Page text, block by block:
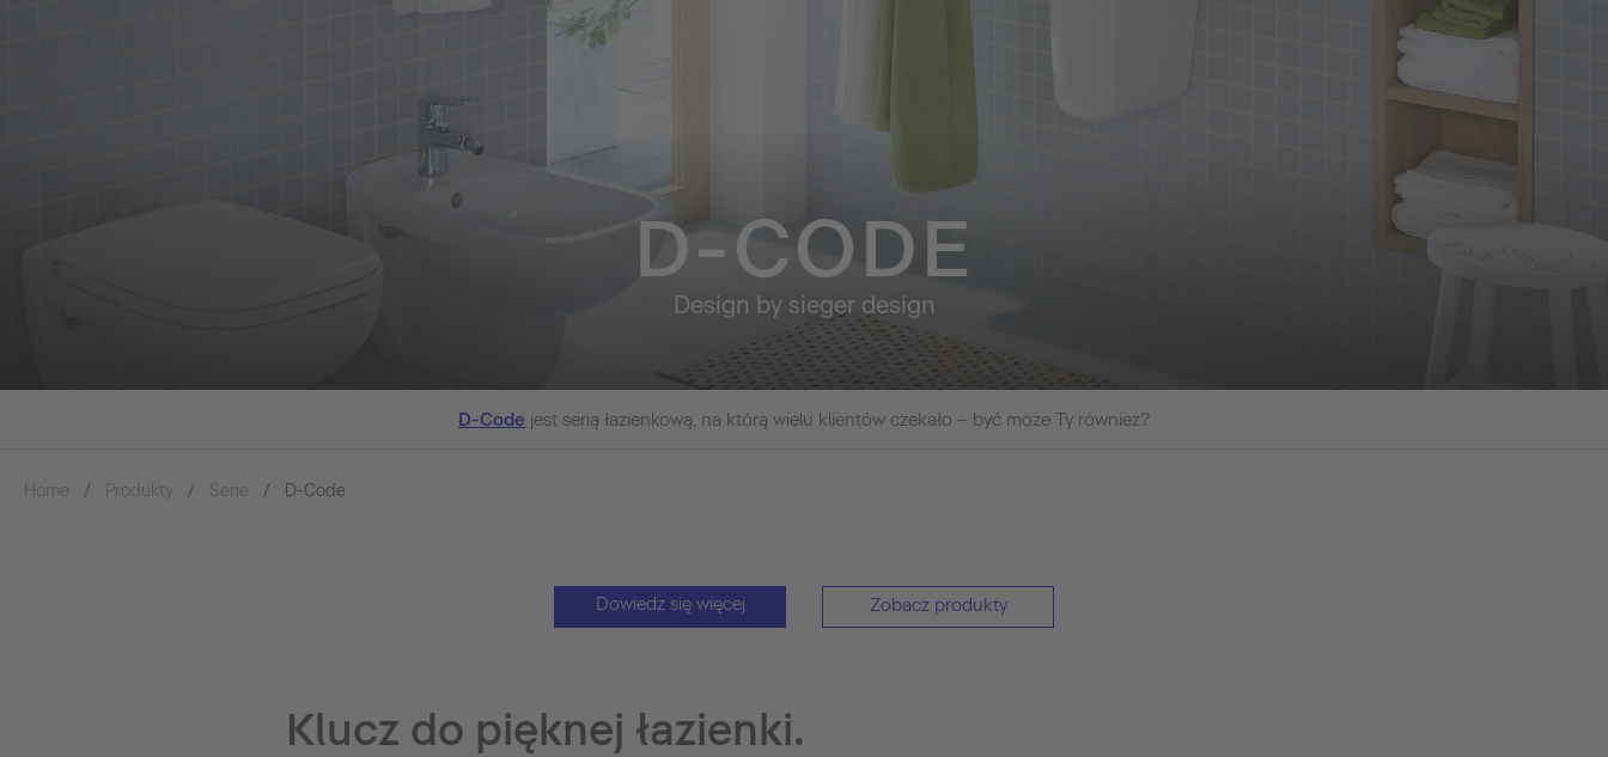
D-CODE
Design by sieger design
D-Code jest serią łazienkową, na którą wielu klientów czekało – być może Ty również?
Home Produkty Serie D-Code
Dowiedz się więcej Zobacz produkty
Klucz do pięknej łazienki.